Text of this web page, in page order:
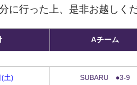
に行った上、是非お越しく
Aチーム
(土) SUBARU ●3-9